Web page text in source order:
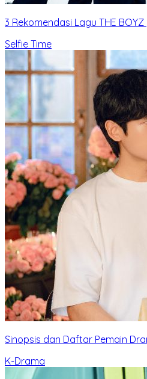
3 Rekomendasi Lagu THE
Selfie Time
Sinopsis dan Daftar Pemain
K-Drama